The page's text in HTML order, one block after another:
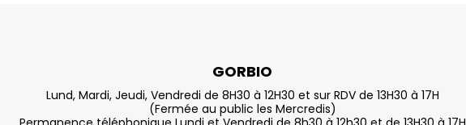
GORBIO
Lund, Mardi, Jeudi, Vendredi de 8H30 à 12H30 et sur RDV de 13H30 à 17H
(Fermée au public les Mercredis)